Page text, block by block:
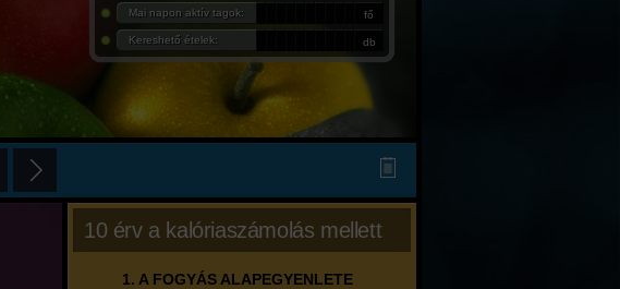
Mai napon aktív tagok: fő
Kereshető ételek: db
10 érv a kalóriaszámolás mellett
1. A FOGYÁS ALAPEGYENLETE